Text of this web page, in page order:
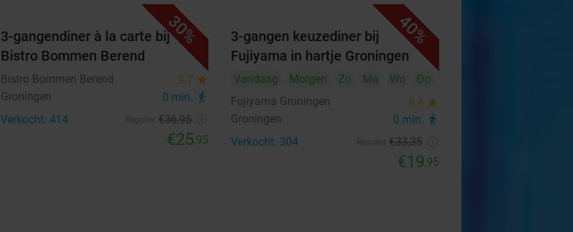
30%
3-gangendiner à la carte bij
Bistro Bommen Berend
Bistro Bommen Berend 9.7 star
Groningen 0 min. directions_walk
Verkocht: 414 €36,95
€25,95
40%
3-gangen keuzediner bij
Fujiyama in hartje Groningen
Vandaag Morgen Zo Ma Wo
Do
Fujiyama Groningen
9.4 star
Groningen 0 min. directions_walk
Verkocht: 304 €33,35
€19,95